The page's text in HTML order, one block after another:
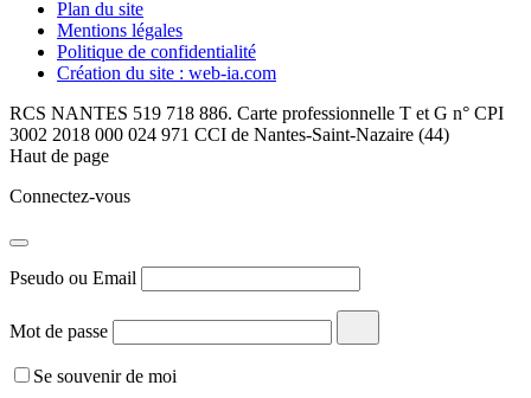
Plan du site
Mentions légales
Politique de confidentialité
Création du site : web-ia.com
RCS NANTES 519 718 886. Carte professionnelle T et G n° CPI
3002 2018 000 024 971 CCI de Nantes-Saint-Nazaire (44)
Haut de page
Connectez-vous
Pseudo ou Email
Mot de passe
Se souvenir de moi